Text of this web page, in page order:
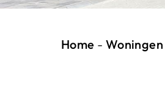
Home - Woningen